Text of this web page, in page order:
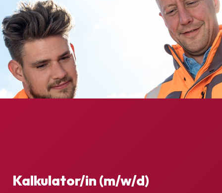
Kalkulator/in (m/w/d)